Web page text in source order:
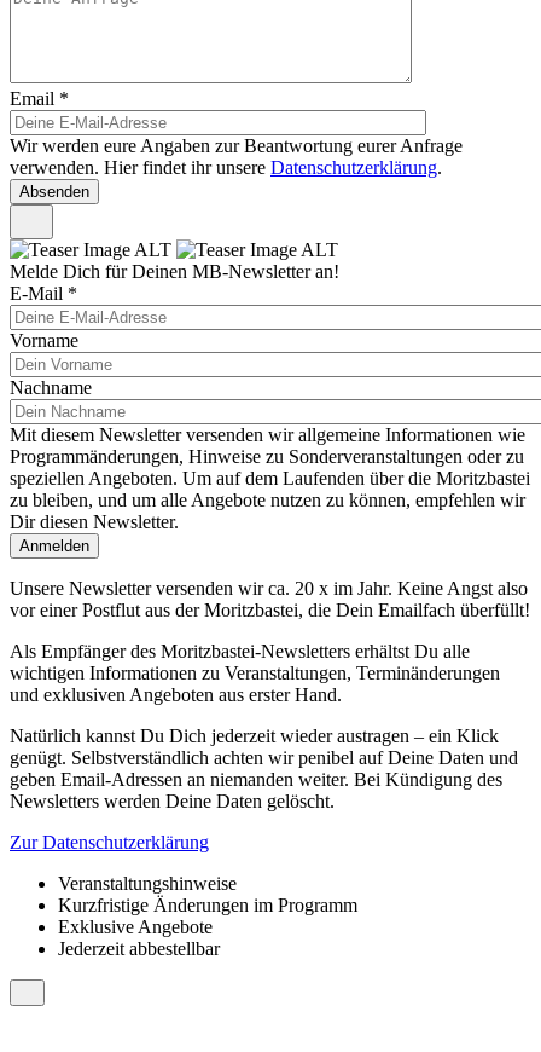
Email *
Wir werden eure Angaben zur Beantwortung eurer Anfrage
verwenden. Hier findet ihr unsere Datenschutzerklärung.
Melde Dich für Deinen MB-Newsletter an!
E-Mail *
Vorname
Nachname
Mit diesem Newsletter versenden wir allgemeine Informationen wie
Programmänderungen, Hinweise zu Sonderveranstaltungen oder zu
speziellen Angeboten. Um auf dem Laufenden über die Moritzbastei
zu bleiben, und um alle Angebote nutzen zu können, empfehlen wir
Dir diesen Newsletter.
Unsere Newsletter versenden wir ca. 20 x im Jahr. Keine Angst also
vor einer Postflut aus der Moritzbastei, die Dein Emailfach überfüllt!
Als Empfänger des Moritzbastei-Newsletters erhältst Du alle
wichtigen Informationen zu Veranstaltungen, Terminänderungen
und exklusiven Angeboten aus erster Hand.
Natürlich kannst Du Dich jederzeit wieder austragen – ein Klick
genügt. Selbstverständlich achten wir penibel auf Deine Daten und
geben Email-Adressen an niemanden weiter. Bei Kündigung des
Newsletters werden Deine Daten gelöscht.
Zur Datenschutzerklärung
Veranstaltungshinweise
Kurzfristige Änderungen im Programm
Exklusive Angebote
Jederzeit abbestellbar